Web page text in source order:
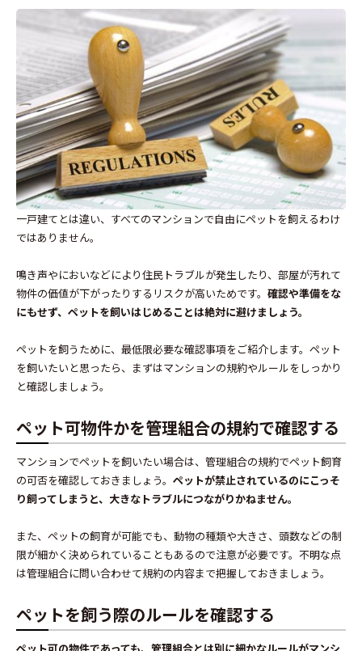
一戸建てとは違い、すべてのマンションで自由にペットを飼えるわけ
ではありません。
鳴き声やにおいなどにより住民トラブルが発生したり、部屋が汚れて
物件の価値が下がったりするリスクが高いためです。 確認や準備をな
にもせず、ペットを飼いはじめることは絶対に避けましょう。
ペットを飼うために、最低限必要な確認事項をご紹介します。ペット
を飼いたいと思ったら、まずはマンションの規約やルールをしっかり
と確認しましょう。
ペット可物件かを管理組合の規約で確認する
マンションでペットを飼いたい場合は、管理組合の規約でペット飼育
の可否を確認しておきましょう。 ペットが禁止されているのにこっそ
り飼ってしまうと、大きなトラブルにつながりかねません。
また、ペットの飼育が可能でも、動物の種類や大きさ、頭数などの制
限が細かく決められていることもあるので注意が必要です。不明な点
は管理組合に問い合わせて規約の内容まで把握しておきましょう。
ペットを飼う際のルールを確認する